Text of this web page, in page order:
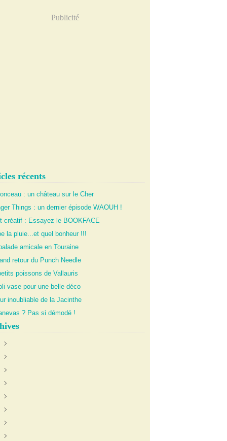
Publicité
récents
: un château sur le Cher
Things : un dernier épisode WAOUH !
créatif : Essayez le BOOKFACE
la pluie...et quel bonheur !!!
amicale en Touraine
retour du Punch Needle
poissons de Vallauris
vase pour une belle déco
inoubliable de la Jacinthe
? Pas si démodé !